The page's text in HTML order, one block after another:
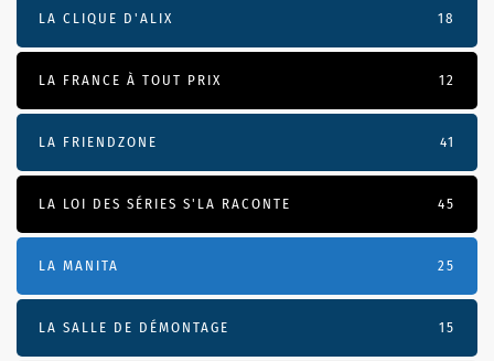
LA CLIQUE D'ALIX 18
LA FRANCE À TOUT PRIX 12
LA FRIENDZONE 41
LA LOI DES SÉRIES S'LA RACONTE 45
LA MANITA 25
LA SALLE DE DÉMONTAGE 15